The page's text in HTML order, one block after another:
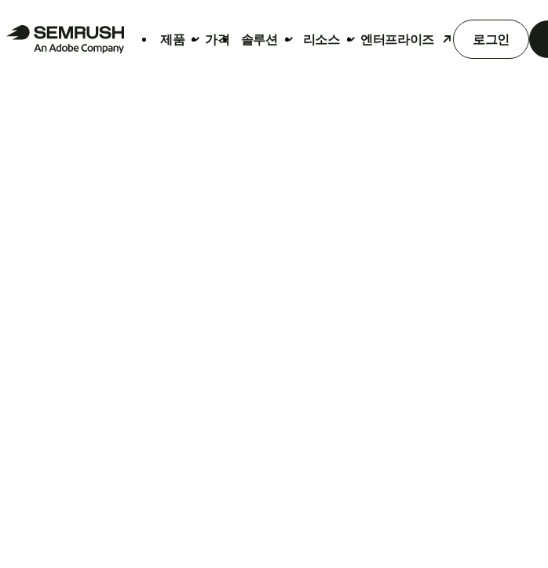
제품 가격 솔루션 리소스 엔터프라이즈 로그인